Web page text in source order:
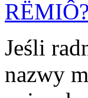
Jeśli
nazwy